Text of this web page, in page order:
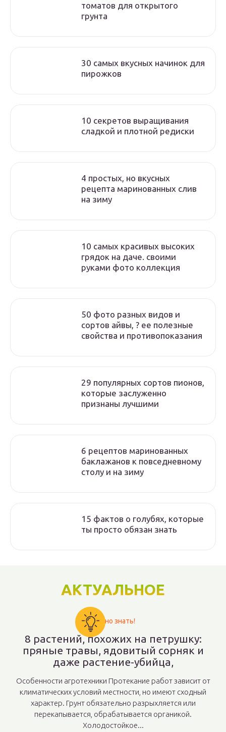
томатов для открытого
грунта
30 самых вкусных начинок для
пирожков
10 секретов выращивания
сладкой и плотной редиски
4 простых, но вкусных
рецепта маринованных слив
на зиму
10 самых красивых высоких
грядок на даче. своими
руками фото коллекция
50 фото разных видов и
сортов айвы, ? ее полезные
свойства и противопоказания
29 популярных сортов пионов,
которые заслуженно
признаны лучшими
6 рецептов маринованных
баклажанов к повседневному
столу и на зиму
15 фактов о голубях, которые
ты просто обязан знать
АКТУАЛЬНОЕ
Важно знать!
8 растений, похожих на петрушку:
пряные травы, ядовитый сорняк и
даже растение-убийца,
Особенности агротехники Протекание работ зависит от
климатических условий местности, но имеют сходный
характер. Грунт обязательно разрыхляется или
перекапывается, обрабатывается органикой.
Холодостойкое...